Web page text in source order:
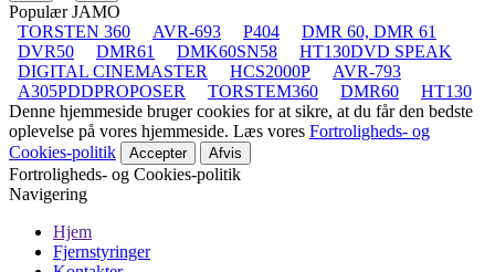
Populær JAMO
TORSTEN 360
AVR-693 P404
DMR 60, DMR 61
DVR50
DMR61 DMK60SN58
HT130DVD SPEAK
DIGITAL CINEMASTER
HCS2000P
AVR-793
A305PDDPROPOSER
TORSTEM360 DMR60
HT130
Denne hjemmeside bruger cookies for at sikre, at du får den bedste
oplevelse på vores hjemmeside. Læs vores Fortroligheds- og
Cookies-politik
Accepter Afvis
Fortroligheds- og Cookies-politik
Navigering
Hjem
Fjernstyringer